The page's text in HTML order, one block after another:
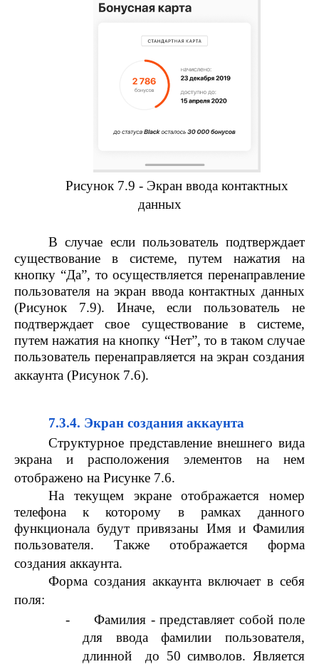
Рисунок 7.9 - Экран ввода контактных
данных
В случае если пользователь подтверждает
существование в системе, путем нажатия на
кнопку “Да”, то осуществляется перенаправление
пользователя на экран ввода контактных данных
(Рисунок 7.9). Иначе, если пользователь не
подтверждает свое существование в системе,
путем нажатия на кнопку “Нет”, то в таком случае
пользователь перенаправляется на экран создания
аккаунта (Рисунок 7.6).
7.3.4. Экран создания аккаунта
Структурное представление внешнего вида
экрана и расположения элементов на нем
отображено на Рисунке 7.6.
На текущем экране отображается номер
телефона к которому в рамках данного
функционала будут привязаны Имя и Фамилия
пользователя. Также отображается форма
создания аккаунта.
Форма создания аккаунта включает в себя
поля:
-
Фамилия - представляет собой поле
для ввода фамилии пользователя,
длинной
до 50 символов. Является